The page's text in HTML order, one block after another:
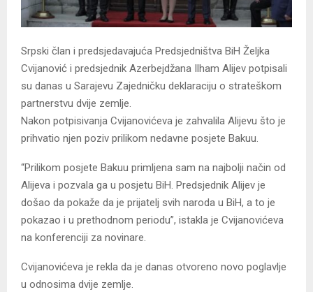
Srpski član i predsjedavajuća Predsjedništva BiH Željka
Cvijanović i predsjednik Azerbejdžana Ilham Alijev potpisali
su danas u Sarajevu Zajedničku deklaraciju o strateškom
partnerstvu dvije zemlje.
Nakon potpisivanja Cvijanovićeva je zahvalila Alijevu što je
prihvatio njen poziv prilikom nedavne posjete Bakuu.
“Prilikom posjete Bakuu primljena sam na najbolji način od
Alijeva i pozvala ga u posjetu BiH. Predsjednik Alijev je
došao da pokaže da je prijatelj svih naroda u BiH, a to je
pokazao i u prethodnom periodu”, istakla je Cvijanovićeva
na konferenciji za novinare.
Cvijanovićeva je rekla da je danas otvoreno novo poglavlje
u odnosima dvije zemlje.